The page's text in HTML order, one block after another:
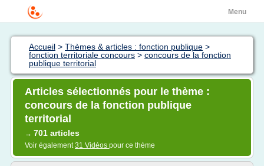
Menu
Accueil > Thèmes & articles : fonction publique >
fonction territoriale concours > concours de la fonction
publique territorial
Articles sélectionnés pour le thème :
concours de la fonction publique
territorial
→ 701 articles
Voir également31 Vidéos pour ce thème